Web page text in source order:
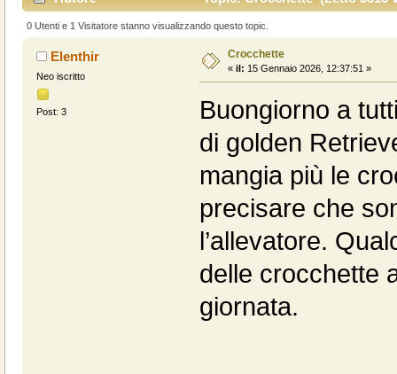
0 Utenti e 1 Visitatore stanno visualizzando questo topic.
Elenthir
Neo iscritto
Post: 3
Crocchette
« il: 15 Gennaio 2026, 12:37:51 »
Buongiorno a
di golden
mangia più le
precisare che
l’allevatore.
delle crocchette
giornata.